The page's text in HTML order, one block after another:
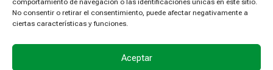
comportamiento de navegación o las identificaciones únicas en este sitio.
No consentir o retirar el consentimiento, puede afectar negativamente a
ciertas características y funciones.
Aceptar